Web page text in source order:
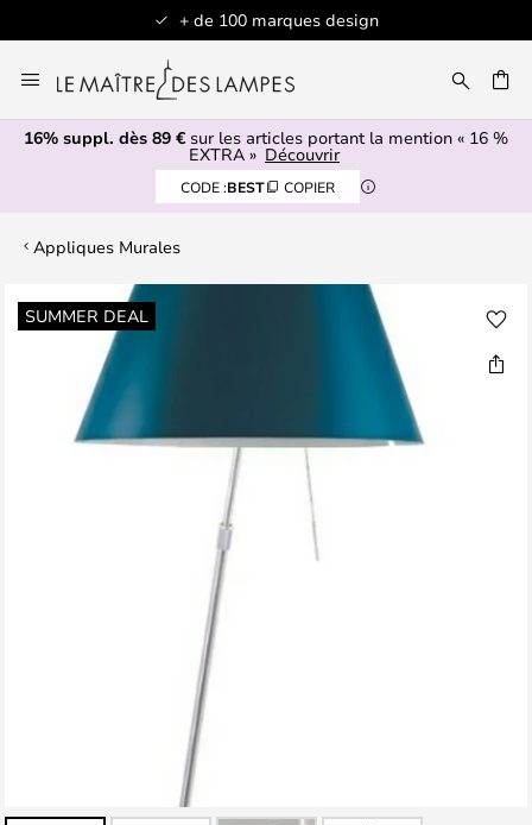
+ de 100 marques design
au
contenu
16% suppl. dès 89 € sur les articles portant la mention « 16 %
EXTRA » Découvrir
CODE :BEST COPIER
Appliques Murales
SUMMER DEAL
Skip
to